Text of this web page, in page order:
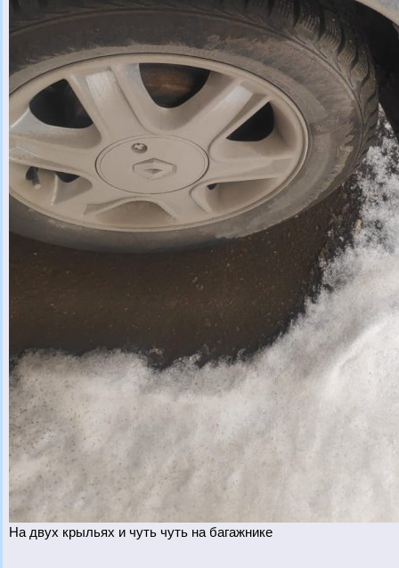
На двух крыльях и чуть чуть на багажнике